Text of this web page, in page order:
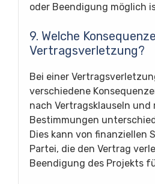
oder Beendigung möglich
9. Welche
Vertragsverletzung?
Bei einer
verschiedene
nach Vertragsklauseln
Bestimmungen
Dies kann von finanziellen
Partei, die den Vertrag
Beendigung des Projekts